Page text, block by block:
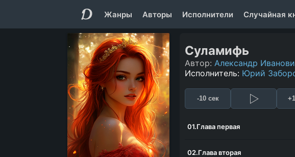
Жанры Авторы Исполнители Случайная
Суламифь
Автор: Александр
Исполнитель: Юрий
-10 сек
01.Глава первая
02.Глава вторая